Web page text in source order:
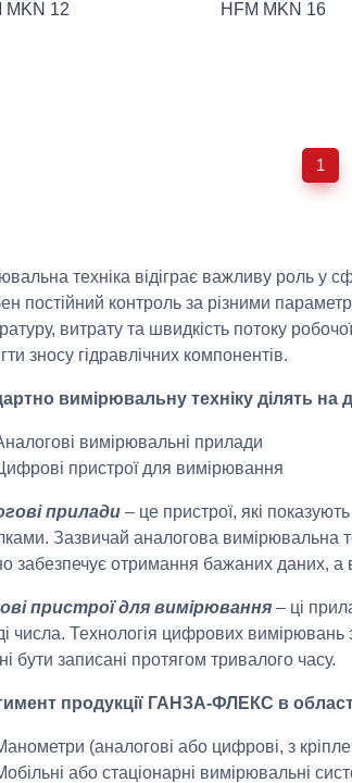
MKN 12 HFM MKN 16
1
техніка відіграє важливу роль у
постійний контроль за різними
витрату та швидкість потоку
зносу гідравлічних компонентів.
вимірювальну техніку ділять на
вимірювальні прилади
пристрої для вимірювання
прилади – це пристрої, які
Зазвичай аналогова вимірювальна
забезпечує отримання бажаних даних,
пристрої для вимірювання – ці
числа. Технологія цифрових
бути записані протягом тривалого часу.
продукції ГАНЗА-ФЛЕКС в
(аналогові або цифрові, з
або стаціонарні вимірювальні